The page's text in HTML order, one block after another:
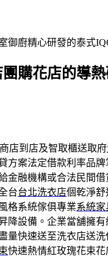
御廚精心研發的泰式
購花店的導熱
店到店及智取櫃送取府
方案法定借款利率品
金融機構或合法民間
台台北洗衣店個乾淨舒
格系統傢俱專業系統家
降設備。企業當舖擁
量快速送至洗衣店送
快速熱情紅玫瑰花束